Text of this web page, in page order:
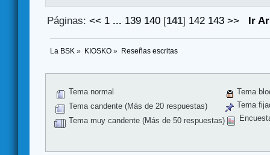
Páginas:<< 1 ... 139 140 [141] 142 143 >> Ir
La BSK » KIOSKO» Reseñas escritas
Tema normal
Tema candente (Más de 20 respuestas)
Tema muy candente (Más de 50 respuestas)
Tema
Tema